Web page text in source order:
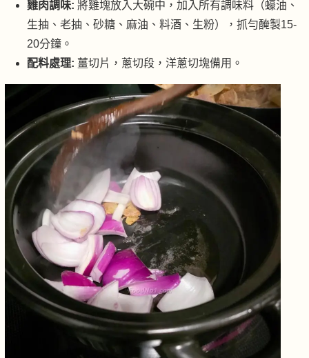
雞肉調味: 將雞塊放入大碗中，加入所有調味料（蠔油、
生抽、老抽、砂糖、麻油、料酒、生粉），抓勻醃製15-
20分鐘。
配料處理: 薑切片，蔥切段，洋蔥切塊備用。